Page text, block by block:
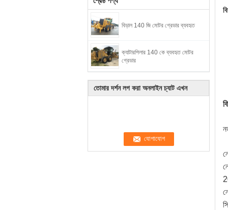
বিড়াল 140 জি মোটর গ্রেডার ব্যবহৃত
ক্যাটারপিলার 140 কে ব্যবহৃত মোটর
গ্রেডার
তোমার দর্শন লগ করা অনলাইন চ্যাট এখন